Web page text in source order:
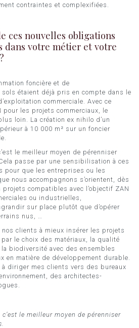
contraintes et complexifiées.
ces nouvelles obligations
dans votre métier et votre
foncière et de
sols étaient déjà pris en compte dans le
commerciale. Avec ce
pour les projets commerciaux, le
loin. La création ex nihilo d’un
à 10 000 m² sur un foncier
le meilleur moyen de pérenniser
passe par une sensibilisation à ces
pour que les entreprises ou les
nous accompagnons s’orientent, dès
compatibles avec l’objectif ZAN
ou industrielles,
sur place plutôt que d’opérer
nus, …
clients à mieux insérer les projets
le choix des matériaux, la qualité
biodiversité avec des ensembles
en matière de développement durable.
à diriger mes clients vers des bureaux
des architectes-
le meilleur moyen de pérenniser